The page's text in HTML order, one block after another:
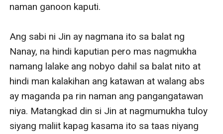
naman ganoon kaputi.
Ang sabi ni Jin ay nagmana ito sa balat ng
Nanay, na hindi kaputian pero mas nagmukha
namang lalake ang nobyo dahil sa balat nito at
hindi man kalakihan ang katawan at walang abs
ay maganda pa rin naman ang pangangatawan
niya. Matangkad din si Jin at nagmumukha tuloy
siyang maliit kapag kasama ito sa taas niyang